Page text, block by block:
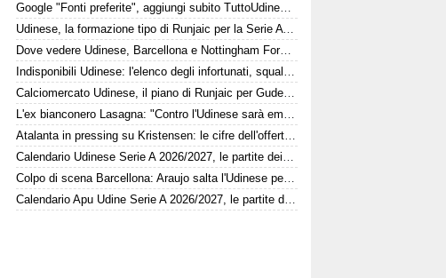
Google "Fonti preferite", aggiungi subito TuttoUdinese e personalizza le tue notizie
Udinese, la formazione tipo di Runjaic per la Serie A 2026/2027
Dove vedere Udinese, Barcellona e Nottingham Forest in tv e streaming | FVG Cup
Indisponibili Udinese: l'elenco degli infortunati, squalificati e diffidati
Calciomercato Udinese, il piano di Runjaic per Gudelj: l'ex Siviglia avrà un nuovo ruolo
L'ex bianconero Lasagna: "Contro l'Udinese sarà emozionante, proveremo a vincere"
Atalanta in pressing su Kristensen: le cifre dell'offerta e la netta condizione dell'Udinese
Calendario Udinese Serie A 2026/2027, le partite dei bianconeri: date e orari
Colpo di scena Barcellona: Araujo salta l'Udinese per volare a Liverpool! Le 3 assenze di Flick
Calendario Apu Udine Serie A 2026/2027, le partite dei bianconeri in Lba: date e orari